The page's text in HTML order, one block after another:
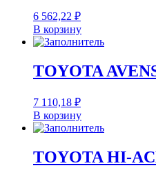
6 562,22 ₽
В корзину
TOYOTA
7 110,18 ₽
В корзину
TOYOTA HI-